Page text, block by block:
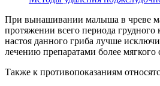
При вынашивании малыша в чреве
протяжении всего периода грудного
настоя данного гриба лучше
лечению препаратами более мягкого
Также к противопоказаниям